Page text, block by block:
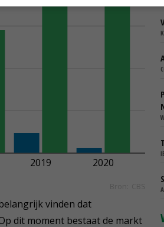
vinden dat
dit moment bestaat de markt